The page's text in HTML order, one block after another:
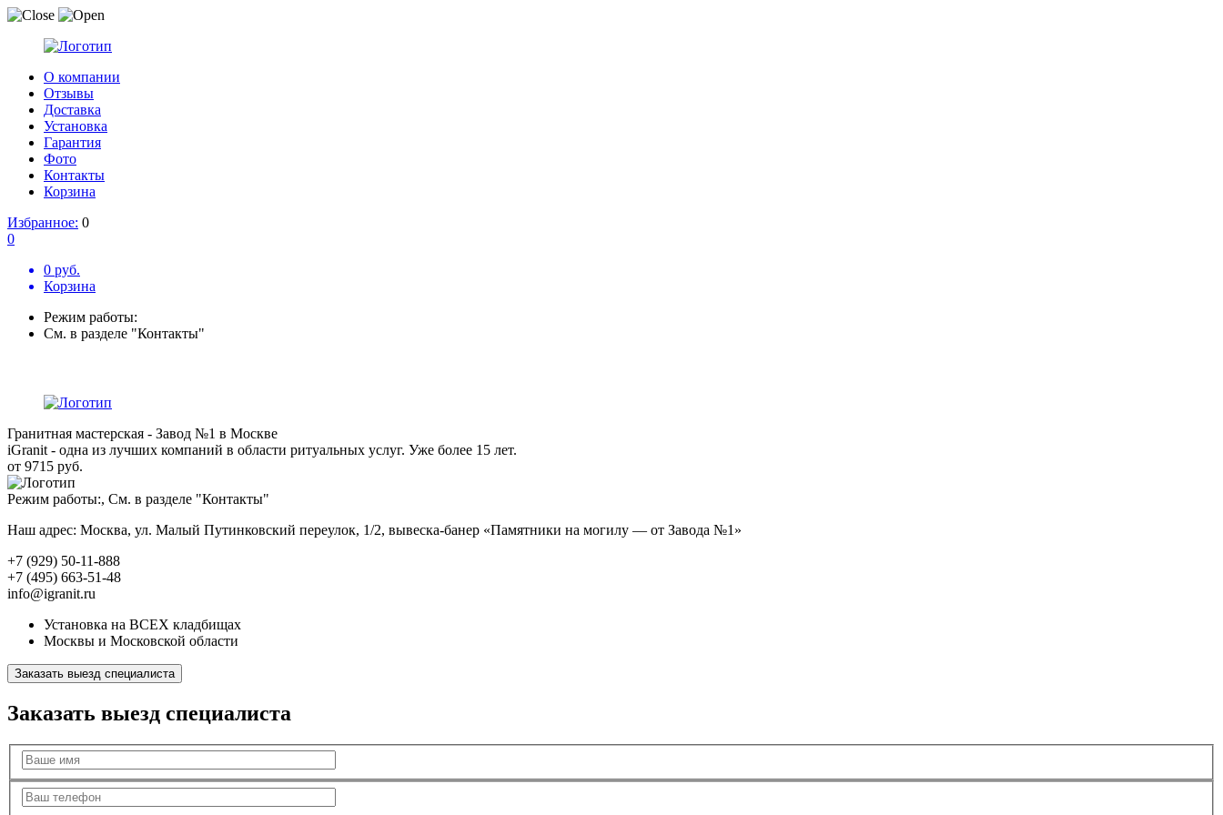
О компании
Отзывы
Доставка
Установка
Гарантия
Фото
Контакты
Корзина
Избранное: 0
0
0 руб.
Корзина
Режим работы:
См. в разделе "Контакты"
Гранитная мастерская - Завод №1 в Москве
iGranit - одна из лучших компаний в области ритуальных услуг. Уже более 15 лет.
от 9715 руб.
Режим работы:, См. в разделе "Контакты"
Наш адрес: Москва, ул. Малый Путинковский переулок, 1/2, вывеска-банер «Памятники на могилу — от Завода №1»
+7 (929) 50-11-888
+7 (495) 663-51-48
info@igranit.ru
Установка на ВСЕХ кладбищах
Москвы и Московской области
Заказать выезд специалиста
Заказать выезд специалиста